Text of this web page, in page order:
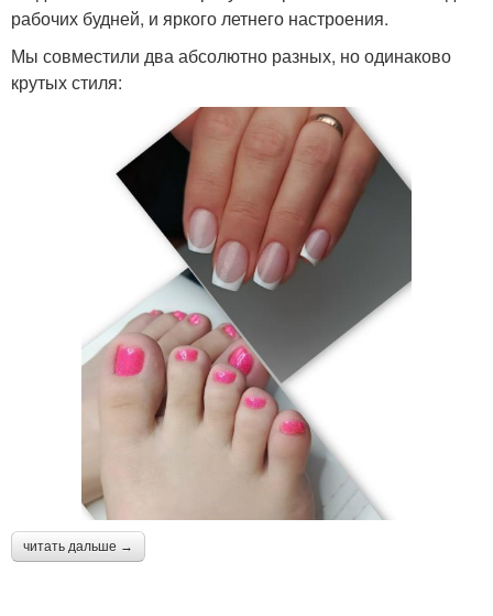
рабочих будней, и яркого летнего настроения.
Мы совместили два абсолютно разных, но одинаково
крутых стиля:
читать дальше →